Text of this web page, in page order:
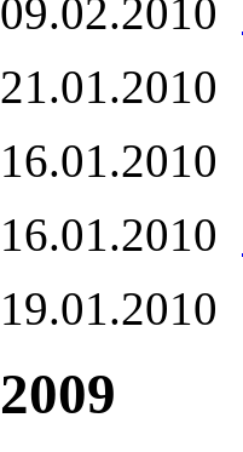
09.02.2010
21.01.2010
16.01.2010
16.01.2010
19.01.2010
2009